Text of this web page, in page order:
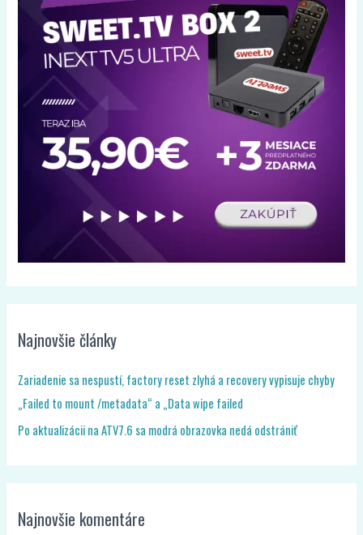
Najnovšie články
Zariadenie sa nespustí, factory reset zlyhá a recovery vypisuje chyby
„Failed to mount /metadata“ a „Data wipe failed
Po aktualizácii na ATV7.6 sa modrá obrazovka nedá odstrániť
Najnovšie komentáre